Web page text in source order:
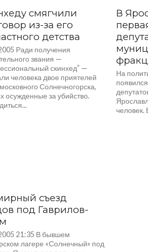
смягчили
из-за его
детства
Ради получения
звания —
скинхед” —
человека двое приятелей
Солнечногорска,
осужденные за убийство.
В
На
человек.
съезд
под Гаврилов-
21:35 В бывшем
лагере «Солнечный» под